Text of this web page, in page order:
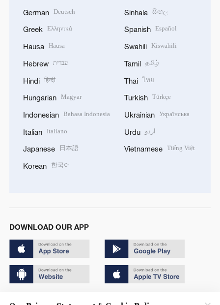
German Deutsch
Greek Ελληνικά
Hausa Hausa
Hebrew עברית
Hindi हिन्दी
Hungarian Magyar
Indonesian Bahasa Indonesia
Italian Italiano
Japanese 日本語
Korean 한국어
Sinhala සිංහල
Spanish Español
Swahili Kiswahili
Tamil தமிழ்
Thai ไทย
Turkish Türkçe
Ukrainian Українська
Urdu اردو
Vietnamese Tiếng Việt
DOWNLOAD OUR APP